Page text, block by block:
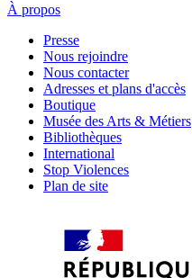
À propos
Presse
Nous rejoindre
Nous contacter
Adresses et plans d'accès
Boutique
Musée des Arts & Métiers
Bibliothèques
International
Stop Violences
Plan de site